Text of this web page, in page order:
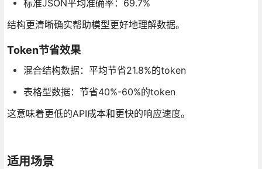
标准JSON平均准确率：69.7%
结构更清晰确实帮助模型更好地理解数据。
Token节省效果
混合结构数据：平均节省21.8%的token
表格型数据：节省40%-60%的token
这意味着更低的API成本和更快的响应速度。
适用场景